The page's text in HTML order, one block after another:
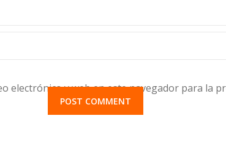
electrónico y web en este navegador para la